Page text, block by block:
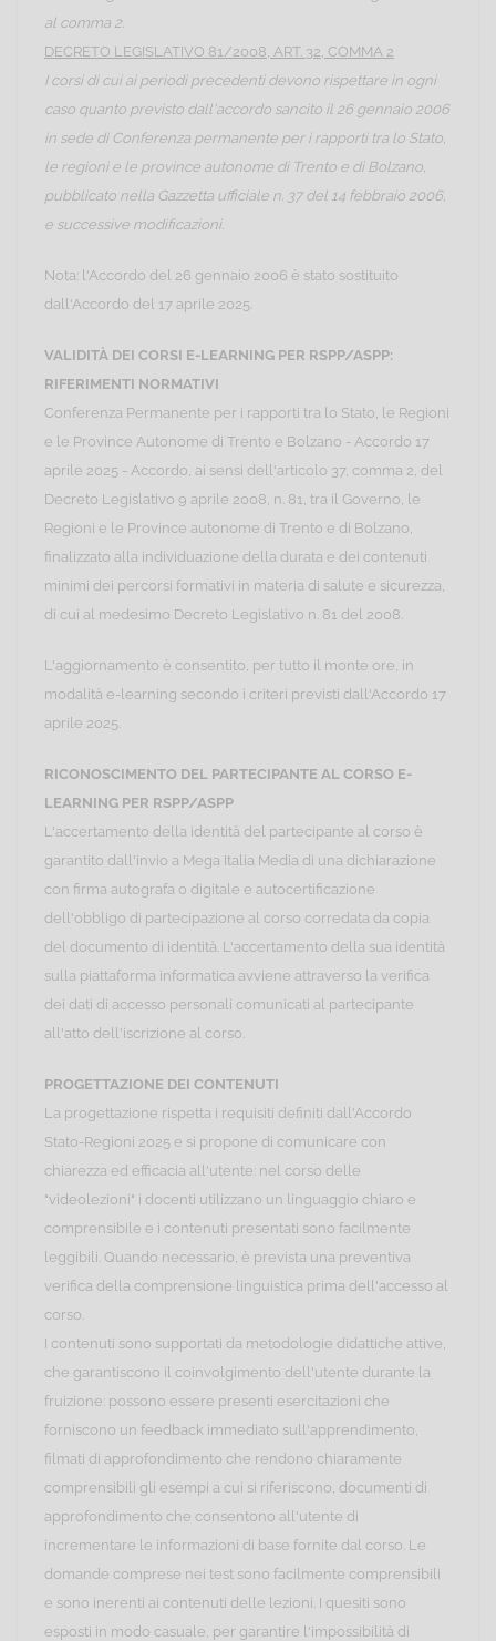
al comma 2.
DECRETO LEGISLATIVO 81/2008, ART. 32, COMMA 2
I corsi di cui ai periodi precedenti devono rispettare in ogni
caso quanto previsto dall'accordo sancito il 26 gennaio 2006
in sede di Conferenza permanente per i rapporti tra lo Stato,
le regioni e le province autonome di Trento e di Bolzano,
pubblicato nella Gazzetta ufficiale n. 37 del 14 febbraio 2006,
e successive modificazioni.
Nota: l'Accordo del 26 gennaio 2006 è stato sostituito
dall'Accordo del 17 aprile 2025.
VALIDITÀ DEI CORSI E-LEARNING PER RSPP/ASPP:
RIFERIMENTI NORMATIVI
Conferenza Permanente per i rapporti tra lo Stato, le Regioni
e le Province Autonome di Trento e Bolzano - Accordo 17
aprile 2025 - Accordo, ai sensi dell'articolo 37, comma 2, del
Decreto Legislativo 9 aprile 2008, n. 81, tra il Governo, le
Regioni e le Province autonome di Trento e di Bolzano,
finalizzato alla individuazione della durata e dei contenuti
minimi dei percorsi formativi in materia di salute e sicurezza,
di cui al medesimo Decreto Legislativo n. 81 del 2008.
L'aggiornamento è consentito, per tutto il monte ore, in
modalità e-learning secondo i criteri previsti dall'Accordo 17
aprile 2025.
RICONOSCIMENTO DEL PARTECIPANTE AL CORSO E-
LEARNING PER RSPP/ASPP
L'accertamento della identità del partecipante al corso è
garantito dall'invio a Mega Italia Media di una dichiarazione
con firma autografa o digitale e autocertificazione
dell'obbligo di partecipazione al corso corredata da copia
del documento di identità. L'accertamento della sua identità
sulla piattaforma informatica avviene attraverso la verifica
dei dati di accesso personali comunicati al partecipante
all'atto dell'iscrizione al corso.
PROGETTAZIONE DEI CONTENUTI
La progettazione rispetta i requisiti definiti dall'Accordo
Stato-Regioni 2025 e si propone di comunicare con
chiarezza ed efficacia all'utente: nel corso delle
"videolezioni" i docenti utilizzano un linguaggio chiaro e
comprensibile e i contenuti presentati sono facilmente
leggibili. Quando necessario, è prevista una preventiva
verifica della comprensione linguistica prima dell'accesso al
corso.
I contenuti sono supportati da metodologie didattiche attive,
che garantiscono il coinvolgimento dell'utente durante la
fruizione: possono essere presenti esercitazioni che
forniscono un feedback immediato sull'apprendimento,
filmati di approfondimento che rendono chiaramente
comprensibili gli esempi a cui si riferiscono, documenti di
approfondimento che consentono all'utente di
incrementare le informazioni di base fornite dal corso. Le
domande comprese nei test sono facilmente comprensibili
e sono inerenti ai contenuti delle lezioni. I quesiti sono
esposti in modo casuale, per garantire l'impossibilità di